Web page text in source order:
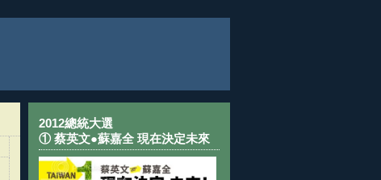
2012總統大選
① 蔡英文●蘇嘉全 現在決定未來